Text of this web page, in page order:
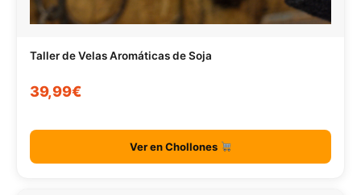
Taller de Velas Aromáticas de Soja
39,99€
Ver en Chollones